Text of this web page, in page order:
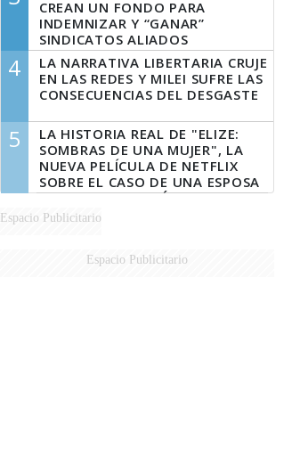
CREAN UN FONDO PARA
INDEMNIZAR Y “GANAR”
SINDICATOS ALIADOS
4
LA NARRATIVA LIBERTARIA CRUJE
EN LAS REDES Y MILEI SUFRE LAS
CONSECUENCIAS DEL DESGASTE
5
LA HISTORIA REAL DE "ELIZE:
SOMBRAS DE UNA MUJER", LA
NUEVA PELÍCULA DE NETFLIX
SOBRE EL CASO DE UNA ESPOSA
QUE DESCUARTIZÓ A SU
MARIDO
Espacio Publicitario
Espacio Publicitario